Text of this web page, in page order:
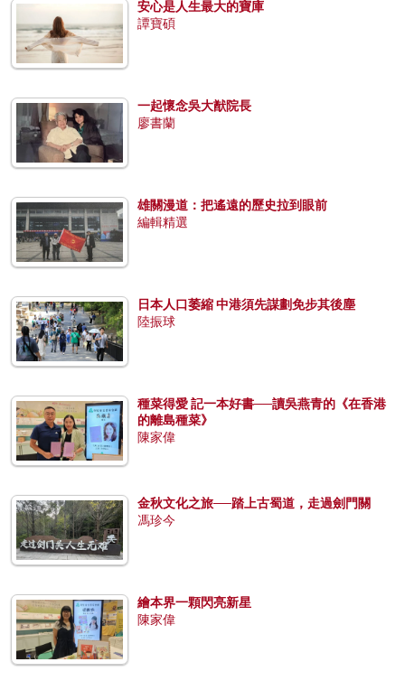
安心是人生最大的寶庫
譚寶碩
一起懷念吳大猷院長
廖書蘭
雄關漫道：把遙遠的歷史拉到眼前
編輯精選
日本人口萎縮 中港須先謀劃免步其後塵
陸振球
種菜得愛 記一本好書──讀吳燕青的《在香港
的離島種菜》
陳家偉
金秋文化之旅──踏上古蜀道，走過劍門關
馮珍今
繪本界一顆閃亮新星
陳家偉